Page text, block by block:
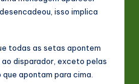
isso implica
todas as setas apontem
disparador, exceto pelas
apontam para cima.